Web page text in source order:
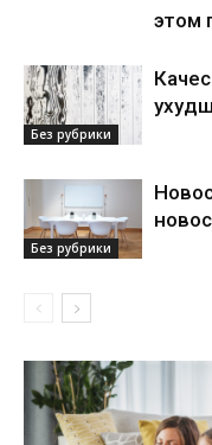
этом
Без рубрики
Без рубрики